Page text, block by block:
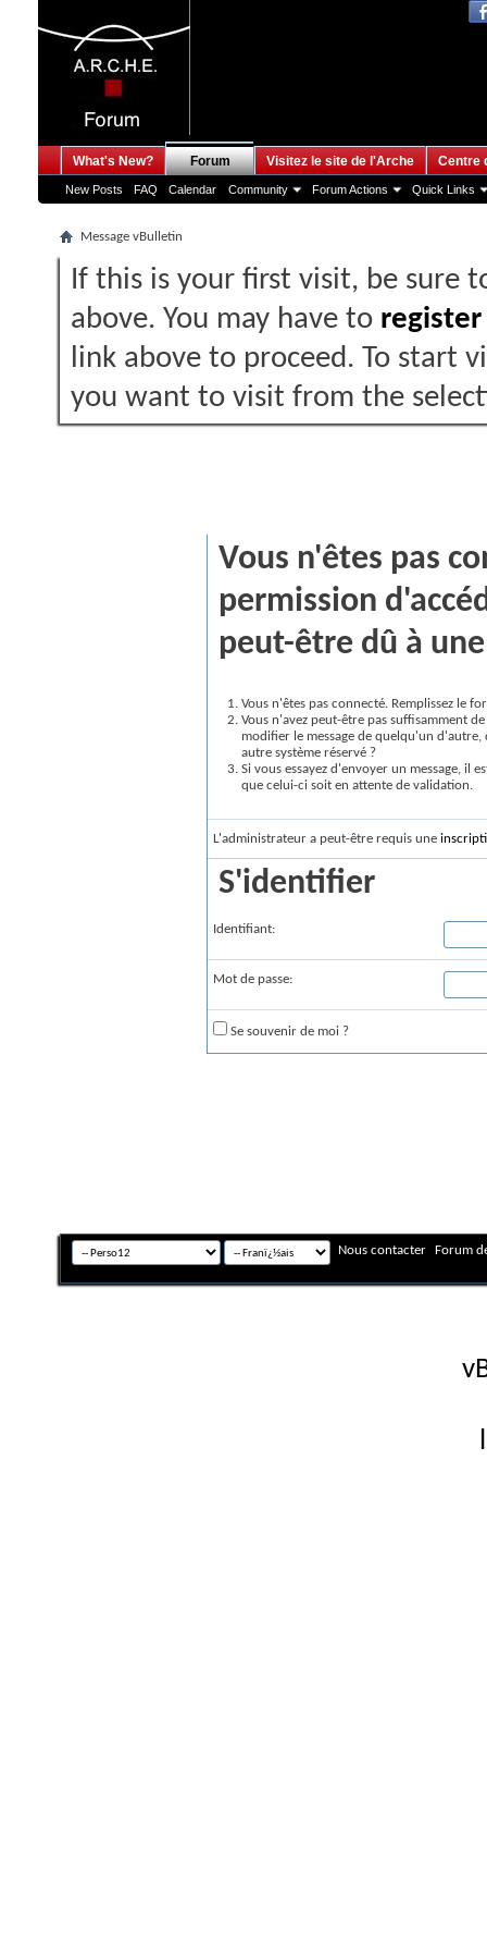
What's New? Forum
New Posts FAQ Calendar Community Forum Actions Quick Links
Visitez le site de l'Arche Centre
Message vBulletin
If this is your first visit, be sure
above. You may have to register
link above to proceed. To start
you want to visit from the
Vous n'êtes pas
permission
peut-être dû à
Vous n'êtes pas connecté. Remplissez le
Vous n'avez peut-être pas suffisamment
modifier le message de quelqu'un
autre système réservé ?
Si vous essayez d'envoyer un message, il
que celui-ci soit en attente de validation.
L'administrateur a peut-être requis une
S'identifier
Identifiant:
Mot de passe:
Se souvenir de moi ?
Nous contacter Forum